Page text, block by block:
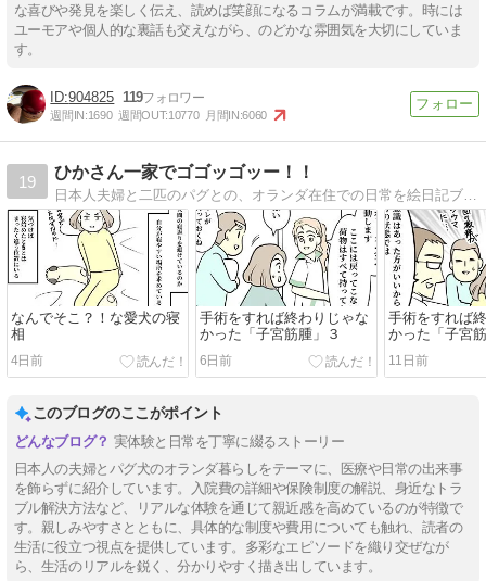
な喜びや発見を楽しく伝え、読めば笑顔になるコラムが満載です。時には
ユーモアや個人的な裏話も交えながら、のどかな雰囲気を大切にしていま
す。
904825 119
週間IN:1690 週間OUT:10770 月間IN:6060
19
ひかさん一家でゴゴッゴッー！！
日本人夫婦と二匹のパグとの、オランダ在住での日常を絵日記ブログで描いてます。
なんでそこ？！な愛犬の寝
相
4日前
手術をすれば終わりじゃな
かった「子宮筋腫」３
6日前
手術をすれば
かった「子宮
11日前
このブログのここがポイント
実体験と日常を丁寧に綴るストーリー
日本人の夫婦とパグ犬のオランダ暮らしをテーマに、医療や日常の出来事
を飾らずに紹介しています。入院費の詳細や保険制度の解説、身近なトラ
ブル解決方法など、リアルな体験を通じて親近感を高めているのが特徴で
す。親しみやすさとともに、具体的な制度や費用についても触れ、読者の
生活に役立つ視点を提供しています。多彩なエピソードを織り交ぜなが
ら、生活のリアルを鋭く、分かりやすく描き出しています。